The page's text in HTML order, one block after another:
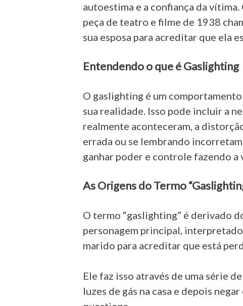
autoestima e a confiança da
peça de teatro e filme de 1938
sua esposa para acreditar que ela
Entendendo o que é Gaslighting
O gaslighting é um
sua realidade. Isso pode incluir a
realmente aconteceram, a
errada ou se lembrando
ganhar poder e controle fazendo a
As Origens do Termo
O termo “gaslighting” é derivado
personagem principal,
marido para acreditar que está
Ele faz isso através de uma série
luzes de gás na casa e depois